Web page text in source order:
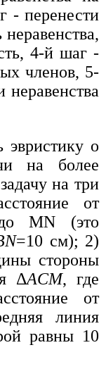
- перенести
4-й шаг -
членов, 5-
эвристику о
на более
на три
от
MN (это
=10 см); 2)
стороны
ΔACM, где
от
линия
равны 10